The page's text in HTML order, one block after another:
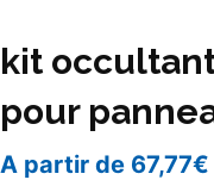
kit
pour
A partir de 67,77€